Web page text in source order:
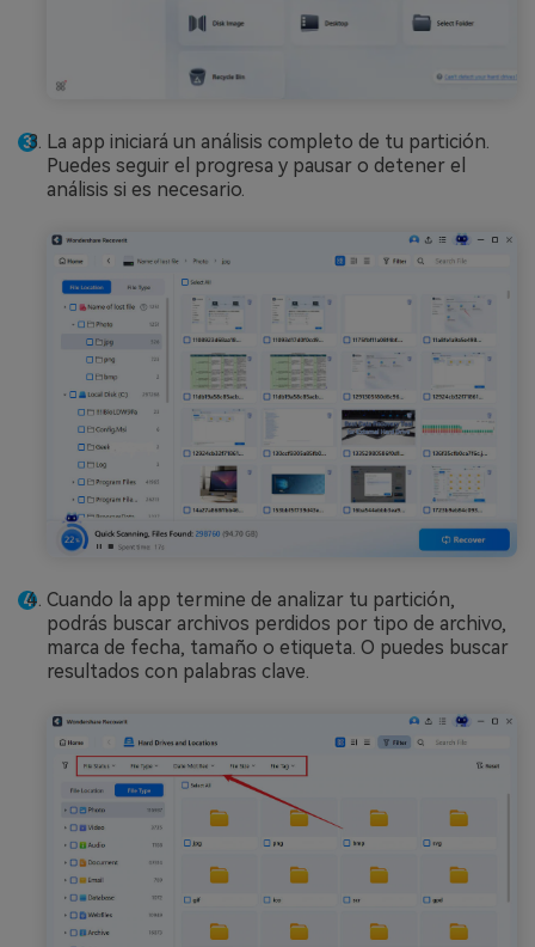
La app iniciará un análisis completo de tu partición.
Puedes seguir el progresa y pausar o detener el
análisis si es necesario.
Cuando la app termine de analizar tu partición,
podrás buscar archivos perdidos por tipo de archivo,
marca de fecha, tamaño o etiqueta. O puedes buscar
resultados con palabras clave.